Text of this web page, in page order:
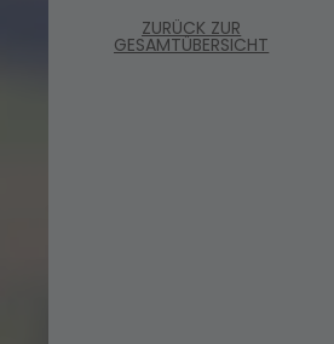
ZURÜCK ZUR
GESAMTÜBERSICHT